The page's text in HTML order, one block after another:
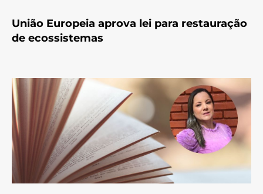
União Europeia aprova lei para restauração
de ecossistemas